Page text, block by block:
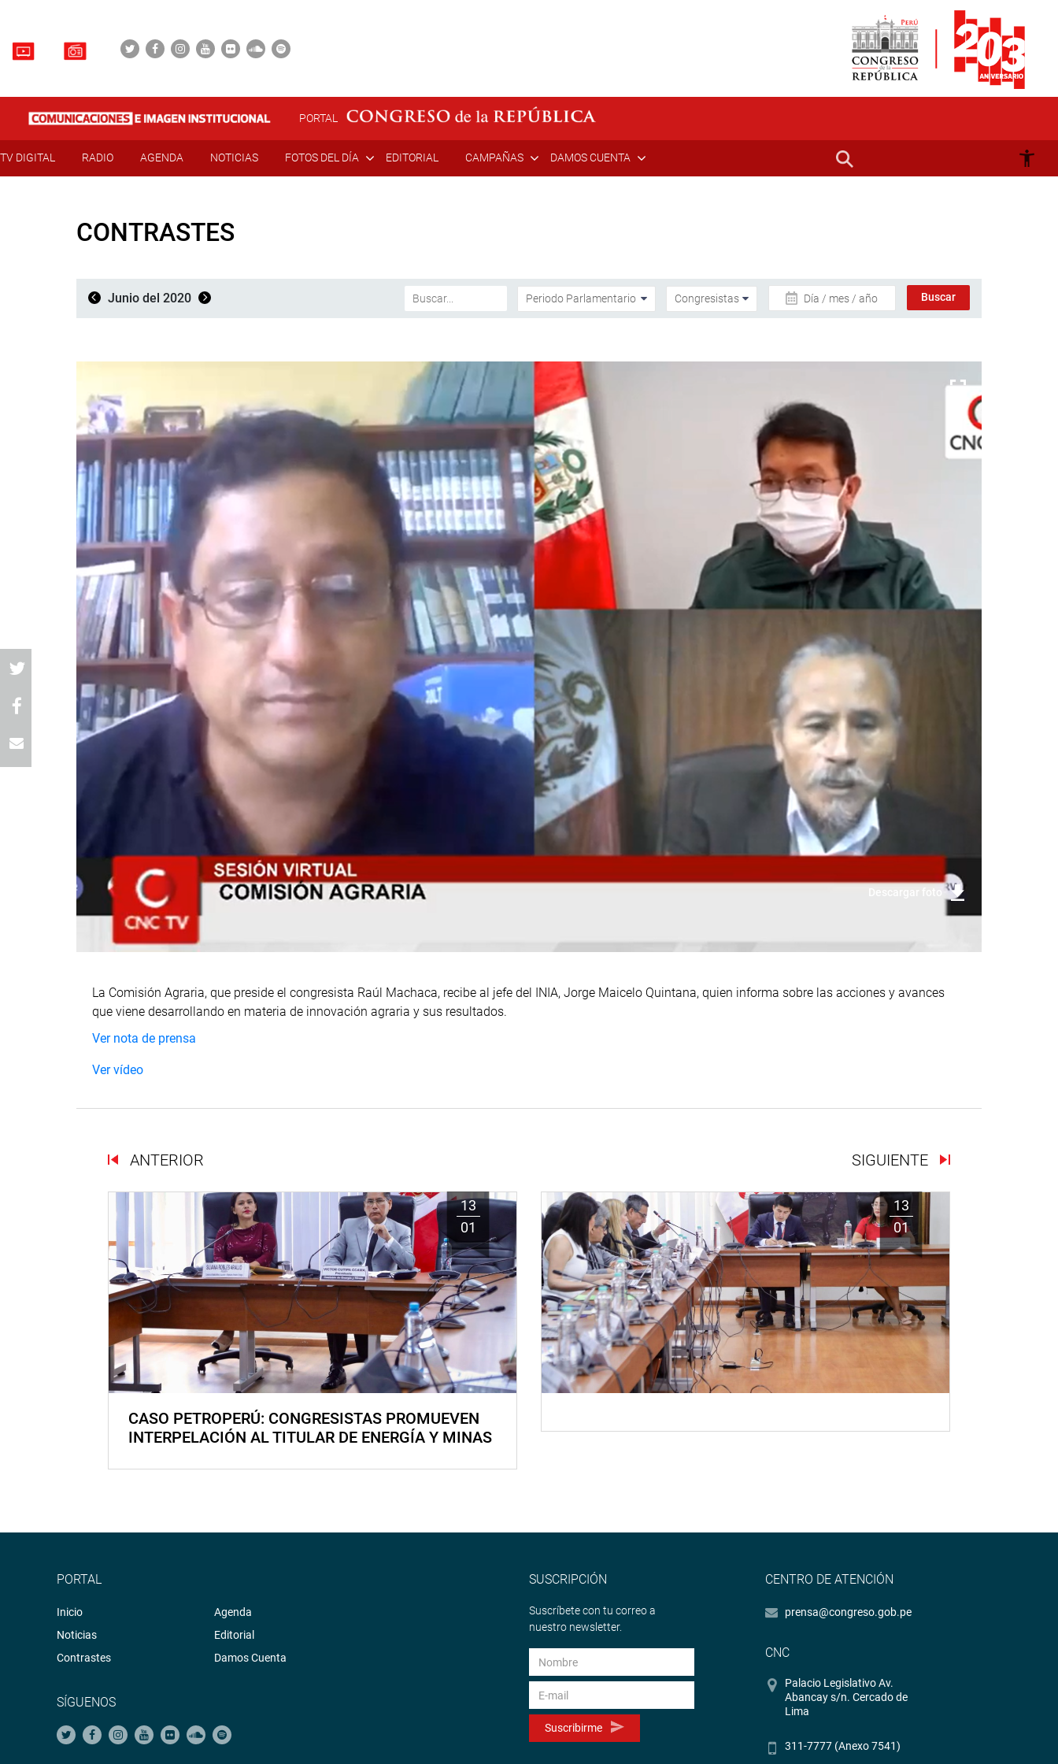
PORTAL
TV DIGITAL RADIO AGENDA NOTICIAS FOTOS DEL DÍA EDITORIAL CAMPAÑAS DAMOS CUENTA
CONTRASTES
Junio del 2020 Día / mes / año
La Comisión Agraria, que preside el congresista Raúl Machaca, recibe al jefe del INIA, Jorge Maicelo Quintana, quien informa sobre las acciones y avances
que viene desarrollando en materia de innovación agraria y sus resultados.
Ver nota de prensa
Ver vídeo
ANTERIOR SIGUIENTE
13
01
CASO PETROPERÚ: CONGRESISTAS PROMUEVEN
INTERPELACIÓN AL TITULAR DE ENERGÍA Y MINAS
13
01
PORTAL
Inicio
Noticias
Contrastes
Agenda
Editorial
Damos Cuenta
SÍGUENOS
SUSCRIPCIÓN
Suscríbete con tu correo a
nuestro newsletter.
Suscribirme
CENTRO DE ATENCIÓN
prensa@congreso.gob.pe
CNC
Palacio Legislativo Av.
Abancay s/n. Cercado de
Lima
311-7777 (Anexo 7541)